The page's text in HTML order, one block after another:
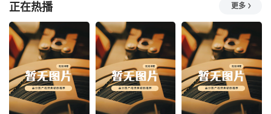
正在热播 更多